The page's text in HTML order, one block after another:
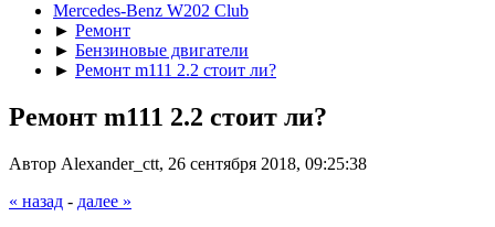
Mercedes-Benz W202 Club
► Ремонт
► Бензиновые двигатели
► Ремонт m111 2.2 стоит ли?
Ремонт m111 2.2 стоит ли?
Автор Alexander_ctt, 26 сентября 2018, 09:25:38
« назад - далее »